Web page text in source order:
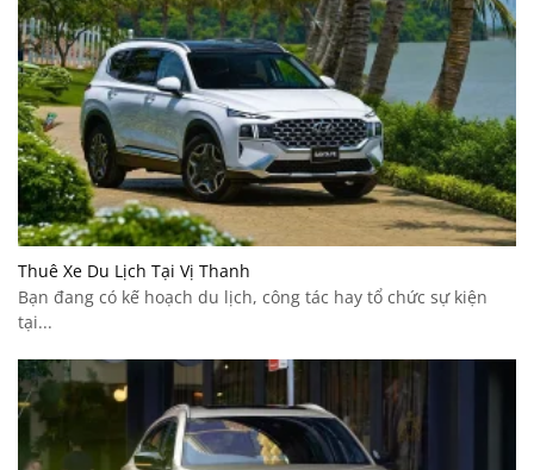
Thuê Xe Du Lịch Tại Vị Thanh
Bạn đang có kế hoạch du lịch, công tác hay tổ chức sự kiện
tại...